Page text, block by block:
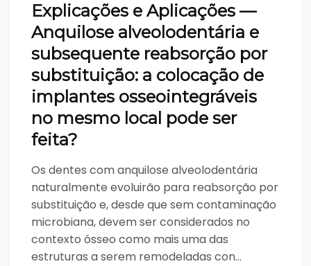
Explicações e Aplicações —
Anquilose alveolodentária e
subsequente reabsorção por
substituição: a colocação de
implantes osseointegráveis
no mesmo local pode ser
feita?
Os dentes com anquilose alveolodentária
naturalmente evoluirão para reabsorção por
substituição e, desde que sem contaminação
microbiana, devem ser considerados no
contexto ósseo como mais uma das
estruturas a serem remodeladas con...